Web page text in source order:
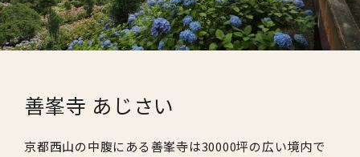
善峯寺 あじさい
京都西山の中腹にある善峯寺は30000坪の広い境内で